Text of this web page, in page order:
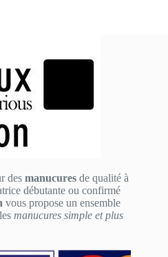
des manucures de qualité à
débutante ou confirmé
vous propose un ensemble
manucures simple et plus